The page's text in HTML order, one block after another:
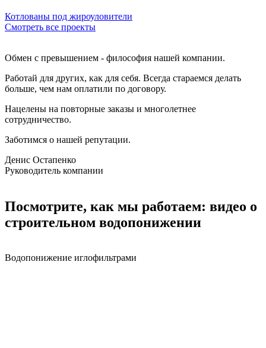
Котлованы под жироуловители
Смотреть все проекты
Обмен с превышением - философия нашей компании.
Работай для других, как для себя. Всегда стараемся делать
больше, чем нам оплатили по договору.
Нацелены на повторные заказы и многолетнее
сотрудничество.
Заботимся о нашей репутации.
Денис Остапенко
Руководитель компании
Посмотрите, как мы работаем: видео о
строительном водопонижении
Водопонижение иглофильтрами